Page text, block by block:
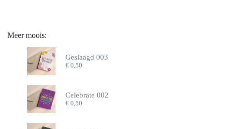
Meer moois:
Geslaagd 003
€ 0,50
Celebrate 002
€ 0,50